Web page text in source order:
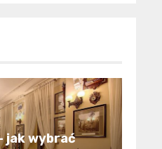
jak wybrać